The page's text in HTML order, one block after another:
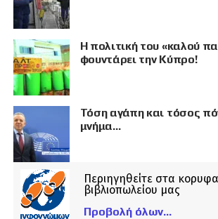
Η πολιτική του «καλού
φουντάρει την Κύπρο!
Τόση αγάπη και τόσος
μνήμα…
Περιηγηθείτε στα
βιβλιοπωλείου μας
Προβολή όλων